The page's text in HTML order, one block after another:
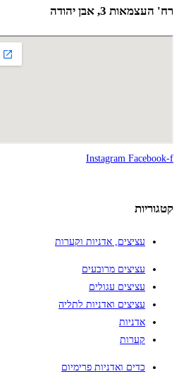
רח' העצמאות 3, אבן יהודה
Instagram Facebook-f
קטגוריות
עציצים, אדניות וקערות
עציצים מרובעים
עציצים עגולים
עציצים ואדניות לתליה
אדניות
קערות
כדים ואדניות פרימיום